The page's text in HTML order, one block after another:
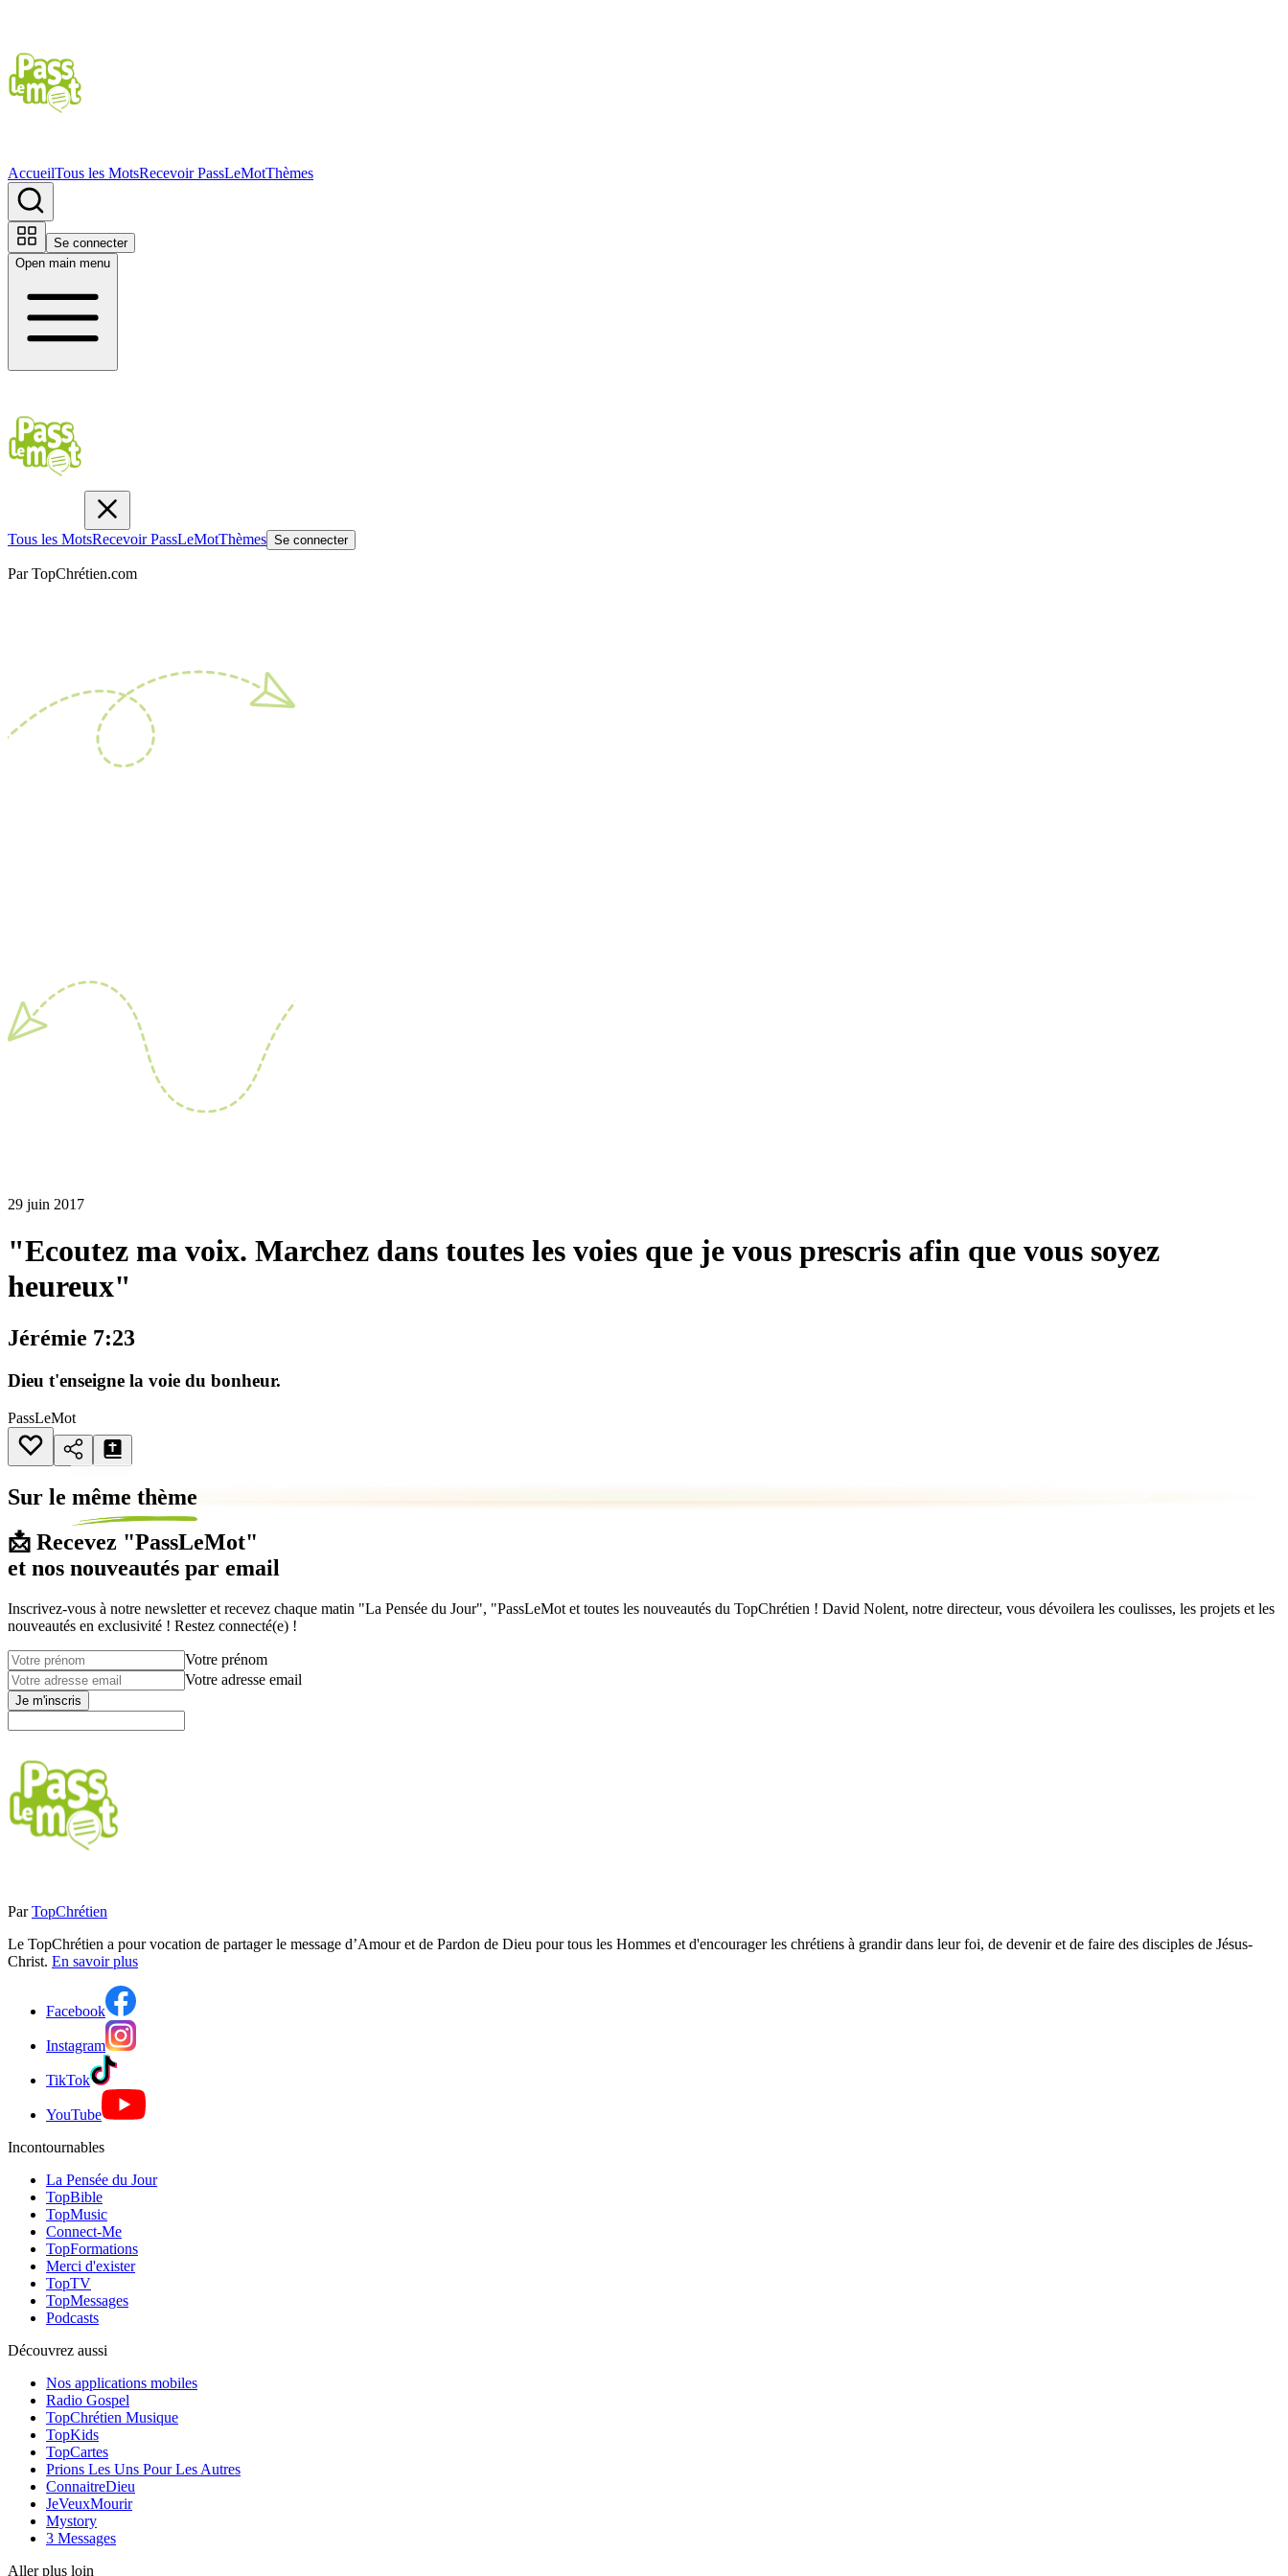
AccueilTous les MotsRecevoir PassLeMotThèmes
Se connecter
Open main menu
Tous les MotsRecevoir PassLeMotThèmes Se connecter
Par TopChrétien.com
29 juin 2017
"Ecoutez ma voix. Marchez dans toutes les voies que je vous prescris afin que vous soyez
heureux"
Jérémie 7:23
Dieu t'enseigne la voie du bonheur.
PassLeMot
Sur le même thème
📩 Recevez "PassLeMot"
et nos nouveautés par email
Inscrivez-vous à notre newsletter et recevez chaque matin "La Pensée du Jour", "PassLeMot et toutes les nouveautés du TopChrétien ! David Nolent, notre directeur, vous dévoilera les coulisses, les projets et les
nouveautés en exclusivité ! Restez connecté(e) !
Votre prénom
Votre adresse email
Je m'inscris
Par TopChrétien
Le TopChrétien a pour vocation de partager le message d’Amour et de Pardon de Dieu pour tous les Hommes et d'encourager les chrétiens à grandir dans leur foi, de devenir et de faire des disciples de Jésus-
Christ. En savoir plus
Facebook
Instagram
TikTok
YouTube
Incontournables
La Pensée du Jour
TopBible
TopMusic
Connect-Me
TopFormations
Merci d'exister
TopTV
TopMessages
Podcasts
Découvrez aussi
Nos applications mobiles
Radio Gospel
TopChrétien Musique
TopKids
TopCartes
Prions Les Uns Pour Les Autres
ConnaitreDieu
JeVeuxMourir
Mystory
3 Messages
Aller plus loin